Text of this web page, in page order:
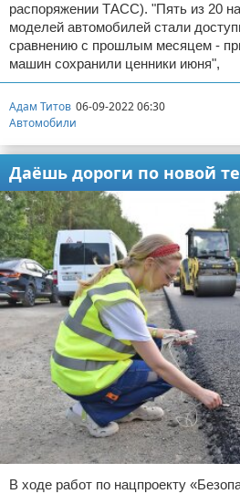
распоряжении ТАСС). "Пять из 20
моделей автомобилей стали
сравнению с прошлым месяцем -
машин сохранили ценники июня",
Адам Титов 06-09-2022 06:30
Автомобили
Даёшь дороги по новой
В ходе работ по нацпроекту